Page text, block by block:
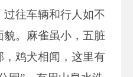
过往车辆和行人如不
。麻雀虽小，五脏
鸡犬相闻，这里有